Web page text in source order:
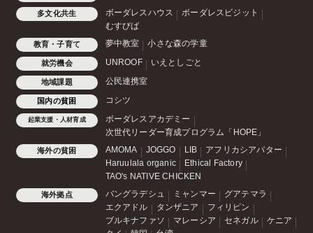
多文化共生 ボーダレスハウス
ボーダレスビジット
むすびば
教育・子育て 夢中教室 小さな森の学童
就労機会 UNROOF いえとしごと
地域課題 公民連携室
国内の貧困 コシツ
起業支援・人材育成
ボーダレスアカデミー
次世代リーダー育成プログラム「HOPE」
海外の貧困 AMOMA JOGGO LIB
アフリカシアバター
Haruulala organic
Ethical Factory
TAO's NATIVE CHICKEN
海外拠点 バングラデシュ ミャンマー
グアテマラ
エクアドル
タンザニア
フィリピン
ブルキナファソ
マレーシア セネガル
ケニア